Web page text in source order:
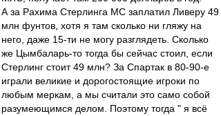
А за Рахима Стерлинга МС заплатил Ливеру 49
млн фунтов, хотя я там сколько ни гляжу на
него, даже 15-ти не могу разглядеть. Сколько
же Цымбаларь-то тогда бы сейчас стоил, если
Стерлинг стоит 49 млн? За Спартак в 80-90-е
играли великие и дорогостоящие игроки по
любым меркам, а мы считали это само собой
разумеющимся делом. Поэтому тогда " я всё